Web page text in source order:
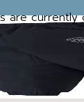
are currently